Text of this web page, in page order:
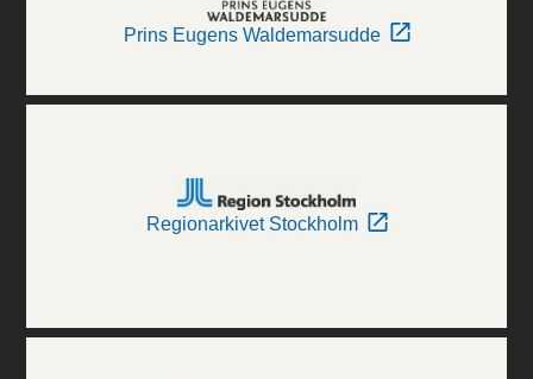
Prins Eugens Waldemarsudde
Regionarkivet Stockholm